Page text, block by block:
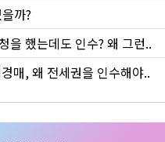
까?
을 했는데도 인수? 왜 그런..
매, 왜 전세권을 인수해야..